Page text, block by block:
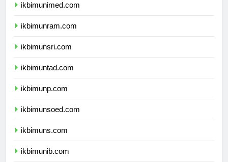
ikbimunimed.com
ikbimunram.com
ikbimunsri.com
ikbimuntad.com
ikbimunp.com
ikbimunsoed.com
ikbimuns.com
ikbimunib.com